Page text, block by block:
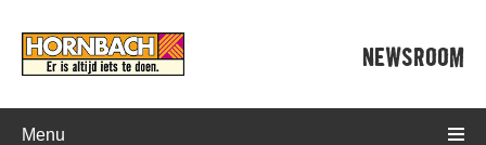
NEWSROOM
Menu